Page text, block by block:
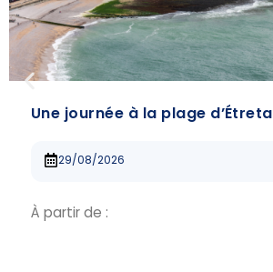
Une journée à la plage
29/08/2026
À partir de :